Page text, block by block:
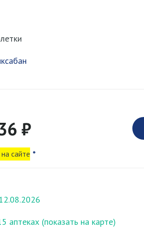
₽
сайте *
аптеках (показать на карте)